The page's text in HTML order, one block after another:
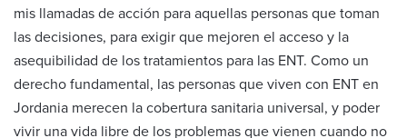
mis llamadas de acción para aquellas personas que toman
las decisiones, para exigir que mejoren el acceso y la
asequibilidad de los tratamientos para las ENT. Como un
derecho fundamental, las personas que viven con ENT en
Jordania merecen la cobertura sanitaria universal, y poder
vivir una vida libre de los problemas que vienen cuando no